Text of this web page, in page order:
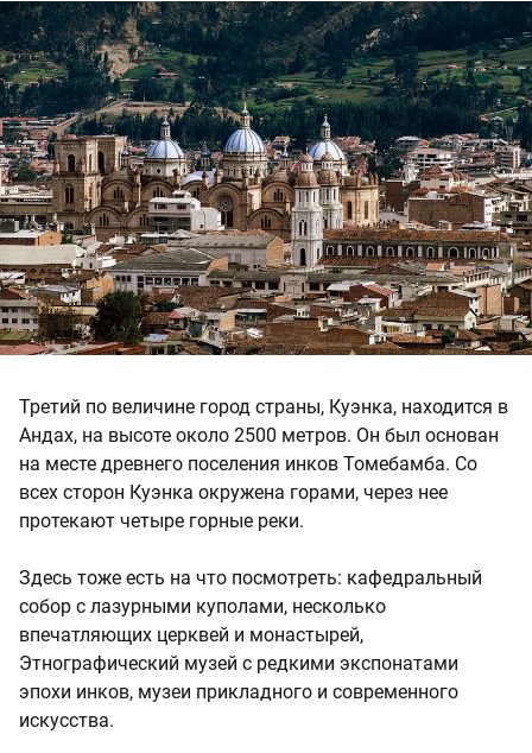
Третий по величине город страны, Куэнка, находится в
Андах, на высоте около 2500 метров. Он был основан
на месте древнего поселения инков Томебамба. Со
всех сторон Куэнка окружена горами, через нее
протекают четыре горные реки.
Здесь тоже есть на что посмотреть: кафедральный
собор с лазурными куполами, несколько
впечатляющих церквей и монастырей,
Этнографический музей с редкими экспонатами
эпохи инков, музеи прикладного и современного
искусства.